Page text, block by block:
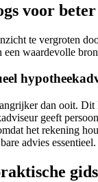
voor
te vergroten
waardevolle
dan ooit.
geeft
het rekening
advies
gids